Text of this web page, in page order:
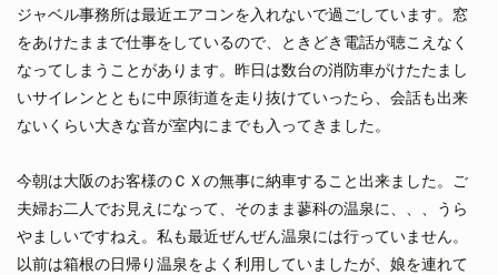
ジャベル事務所は最近エアコンを入れないで過ごしています。窓
をあけたままで仕事をしているので、ときどき電話が聴こえなく
なってしまうことがあります。昨日は数台の消防車がけたたまし
いサイレンとともに中原街道を走り抜けていったら、会話も出来
ないくらい大きな音が室内にまでも入ってきました。
今朝は大阪のお客様のＣＸの無事に納車すること出来ました。ご
夫婦お二人でお見えになって、そのまま蓼科の温泉に、、、うら
やましいですねえ。私も最近ぜんぜん温泉には行っていません。
以前は箱根の日帰り温泉をよく利用していましたが、娘を連れて